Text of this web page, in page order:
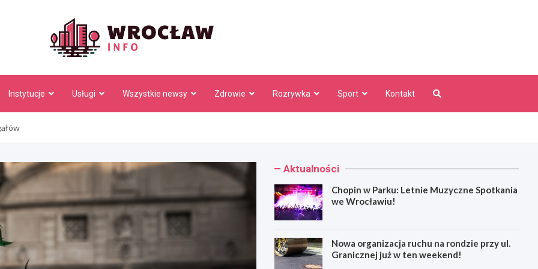
Instytucje Usługi Wszystkie newsy Zdrowie Rozrywka Sport Kontakt
Aktualności
Chopin w Parku: Letnie Muzyczne Spotkania
we Wrocławiu!
Nowa organizacja ruchu na rondzie przy ul.
Granicznej już w ten weekend!